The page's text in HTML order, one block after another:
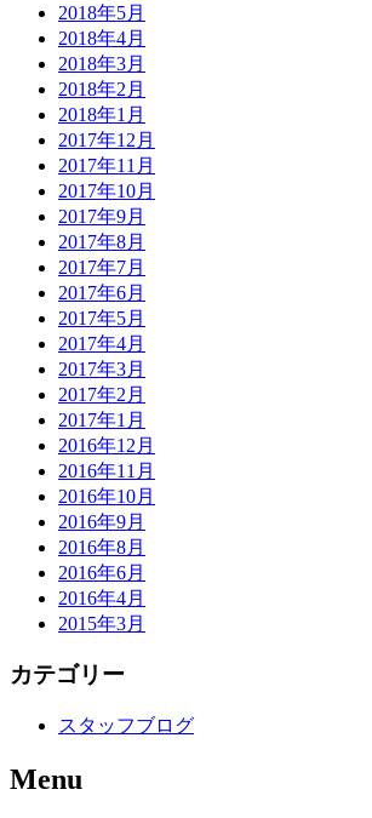
2018年5月
2018年4月
2018年3月
2018年2月
2018年1月
2017年12月
2017年11月
2017年10月
2017年9月
2017年8月
2017年7月
2017年6月
2017年5月
2017年4月
2017年3月
2017年2月
2017年1月
2016年12月
2016年11月
2016年10月
2016年9月
2016年8月
2016年6月
2016年4月
2015年3月
カテゴリー
スタッフブログ
Menu